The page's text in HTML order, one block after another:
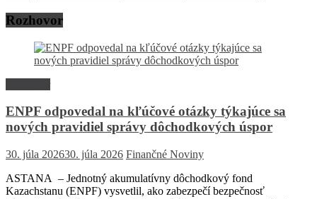
Rozhovor
ENPF odpovedal na kľúčové otázky týkajúce sa
nových pravidiel správy dôchodkových úspor
30. júla 202630. júla 2026 Finančné Noviny
ASTANA – Jednotný akumulatívny dôchodkový fond
Kazachstanu (ENPF) vysvetlil, ako zabezpečí bezpečnosť